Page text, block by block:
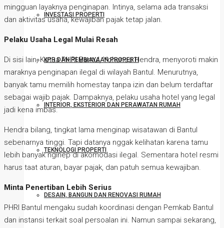
INVESTASI PROPERTI
KPR DAN PEMBIAYAAN PROPERTI
INTERIOR, EKSTERIOR DAN PERAWATAN RUMAH
TEKNOLOGI PROPERTI
DESAIN, BANGUN DAN RENOVASI RUMAH
mingguan layaknya penginapan. Intinya, selama ada transaksi
dan aktivitas usaha, kewajiban pajak tetap jalan.
Pelaku Usaha Legal Mulai Resah
Di sisi lain, Ketua PHRI Bantul, Yohanes Hendra, menyoroti makin
maraknya penginapan ilegal di wilayah Bantul. Menurutnya,
banyak tamu memilih homestay tanpa izin dan belum terdaftar
sebagai wajib pajak. Dampaknya, pelaku usaha hotel yang legal
jadi kena imbas.
Hendra bilang, tingkat lama menginap wisatawan di Bantul
sebenarnya tinggi. Tapi datanya nggak kelihatan karena tamu
lebih banyak nginep di akomodasi ilegal. Sementara hotel resmi
harus taat aturan, bayar pajak, dan patuh semua kewajiban.
Minta Penertiban Lebih Serius
PHRI Bantul mengaku sudah koordinasi dengan Pemkab Bantul
dan instansi terkait soal persoalan ini. Namun sampai sekarang,